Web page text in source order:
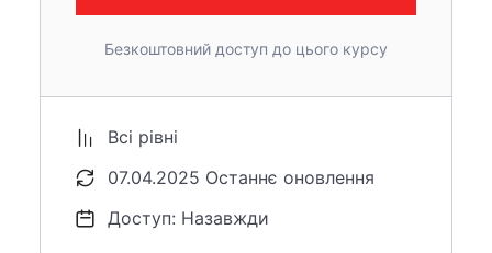
Безкоштовний доступ до цього курсу
Всі рівні
07.04.2025 Останнє оновлення
Доступ: Назавжди